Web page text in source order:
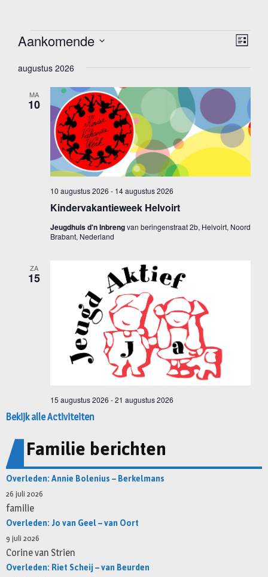
Bekijk alle Activiteiten
Familie berichten
Overleden: Annie Bolenius – Berkelmans
26 juli 2026
familie
Overleden: Jo van Geel – van Oort
9 juli 2026
Corine van Strien
Overleden: Riet Scheij – van Beurden